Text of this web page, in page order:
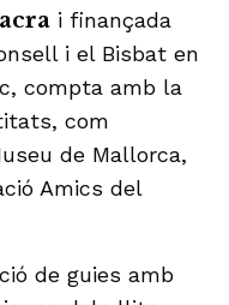
i finançada
i el Bisbat en
compta amb la
com
de Mallorca,
Amics del
de guies amb